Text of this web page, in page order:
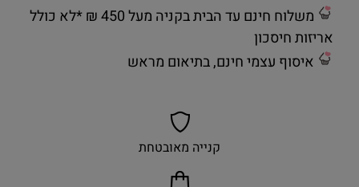
משלוח חינם עד הבית בקניה מעל 450 ₪ *לא כולל
אריזות חיסכון
איסוף עצמי חינם, בתיאום מראש
קנייה מאובטחת